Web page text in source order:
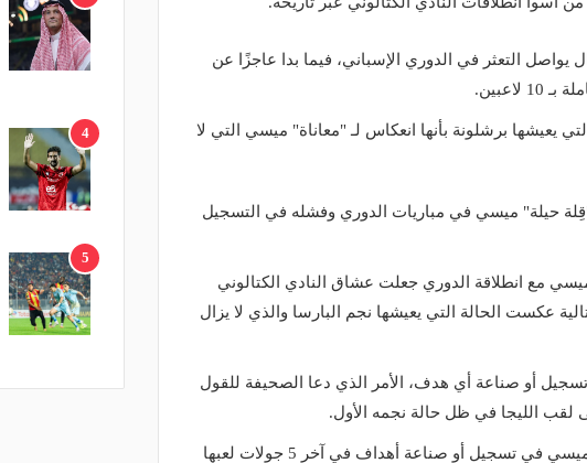
يواصل التعثر في الدوري الإسباني، فيما بدا عاجزًا عن
برشلونة بأنها انعكاس لـ "معاناة" ميسي التي لا
حيلة" ميسي في مباريات الدوري وفشله في التسجيل
مع انطلاقة الدوري جعلت عشاق النادي الكتالوني
عكست الحالة التي يعيشها نجم البارسا والذي لا يزال
آخر 5 مباريات في تسجيل أو صناعة أي هدف، الأمر الذي دعا الصحيفة للقول
لقب الليجا في ظل حالة نجمه الأول.
وتعد هذه المرة الأولى التي يفشل فيها ميسي في تسجيل أو صناعة أهداف في آخر 5 جولات لعبها
4
5